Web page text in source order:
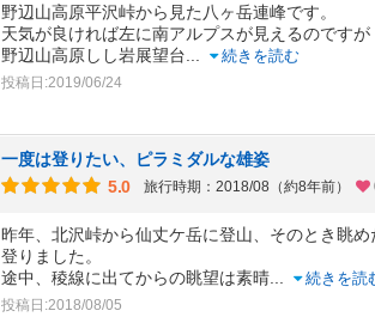
野辺山高原平沢峠から見た八ヶ岳連峰です。
天気が良ければ左に南アルプスが見えるのですが
野辺山高原しし岩展望台
続きを読む
投稿日:2019/06/24
一度は登りたい、ピラミダルな雄姿
5.0
旅行時期：2018/08（約8年前）
昨年、北沢峠から仙丈ケ岳に登山、そのとき眺
登りました。
途中、稜線に出てからの眺望は素晴
続きを読
投稿日:2018/08/05